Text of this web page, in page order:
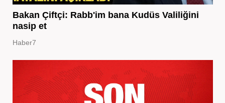
Bakan Çiftçi: Rabb'im bana Kudüs Valiliğini
nasip et
Haber7